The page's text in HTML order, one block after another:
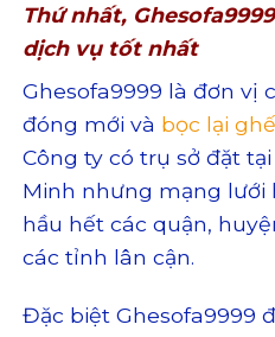
Thứ nhất,
dịch vụ tốt nhất
Ghesofa9999 là đơn vị
đóng mới và bọc lại
Công ty có trụ sở đặt
Minh nhưng mạng lưới
hầu hết các quận,
các tỉnh lân cận.
Đặc biệt Ghesofa9999